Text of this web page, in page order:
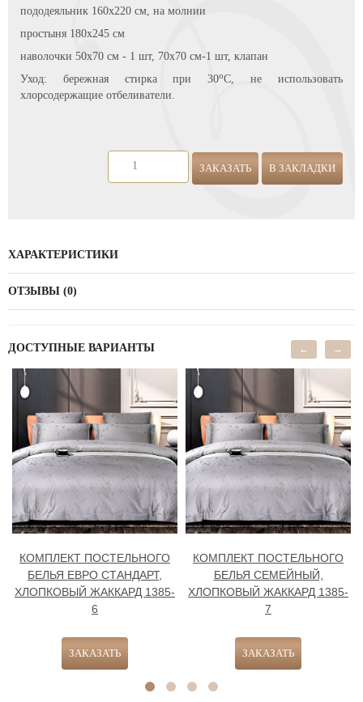
пододеяльник 160х220 см, на молнии
простыня 180х245 см
наволочки 50х70 см - 1 шт, 70х70 см-1 шт, клапан
Уход: бережная стирка при 30оС, не использовать
хлорсодержащие отбеливатели.
ЗАКАЗАТЬ В ЗАКЛАДКИ
ХАРАКТЕРИСТИКИ
ОТЗЫВЫ (0)
ДОСТУПНЫЕ ВАРИАНТЫ
КОМПЛЕКТ ПОСТЕЛЬНОГО
БЕЛЬЯ ЕВРО СТАНДАРТ,
ХЛОПКОВЫЙ ЖАККАРД 1385-
6
КОМПЛЕКТ ПОСТЕЛЬНОГО
БЕЛЬЯ СЕМЕЙНЫЙ,
ХЛОПКОВЫЙ ЖАККАРД 1385-
7
← →